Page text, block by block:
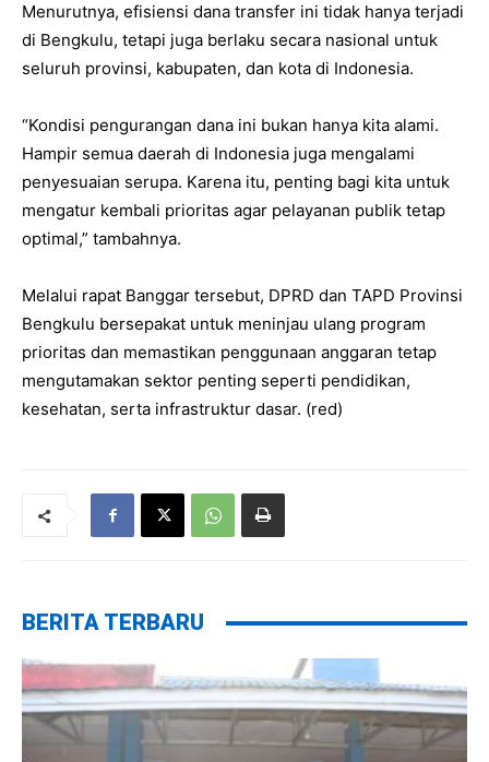
Menurutnya, efisiensi dana transfer ini tidak hanya terjadi
di Bengkulu, tetapi juga berlaku secara nasional untuk
seluruh provinsi, kabupaten, dan kota di Indonesia.
“Kondisi pengurangan dana ini bukan hanya kita alami.
Hampir semua daerah di Indonesia juga mengalami
penyesuaian serupa. Karena itu, penting bagi kita untuk
mengatur kembali prioritas agar pelayanan publik tetap
optimal,” tambahnya.
Melalui rapat Banggar tersebut, DPRD dan TAPD Provinsi
Bengkulu bersepakat untuk meninjau ulang program
prioritas dan memastikan penggunaan anggaran tetap
mengutamakan sektor penting seperti pendidikan,
kesehatan, serta infrastruktur dasar. (red)
BERITA TERBARU